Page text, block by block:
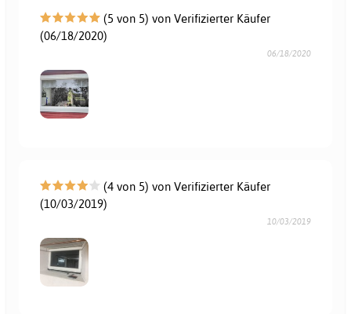
(5 von 5) von Verifizierter Käufer
(06/18/2020)
06/18/2020
(4 von 5) von Verifizierter Käufer
(10/03/2019)
10/03/2019